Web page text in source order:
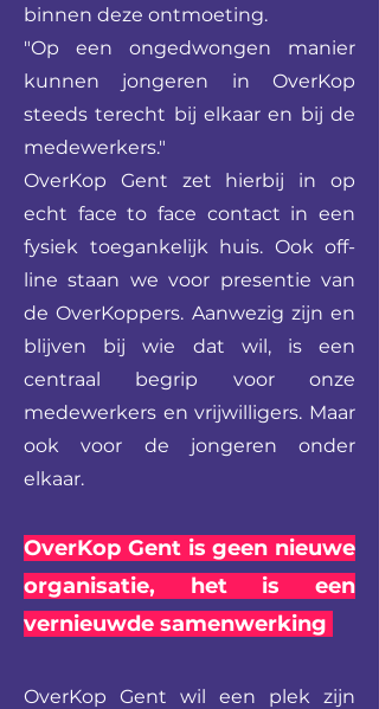
binnen deze ontmoeting.
"Op een ongedwongen manier
kunnen jongeren in OverKop
steeds terecht bij elkaar en bij de
medewerkers."
OverKop Gent zet hierbij in op
echt face to face contact in een
fysiek toegankelijk huis. Ook off-
line staan we voor presentie van
de OverKoppers. Aanwezig zijn en
blijven bij wie dat wil, is een
centraal begrip voor onze
medewerkers en vrijwilligers. Maar
ook voor de jongeren onder
elkaar.
OverKop Gent is geen nieuwe
organisatie, het is een
vernieuwde samenwerking
OverKop Gent wil een plek zijn